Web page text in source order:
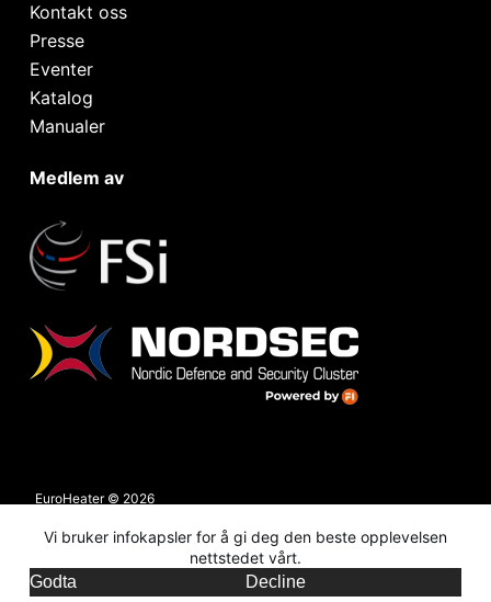
Vi bruker infokapsler for å gi deg den beste opplevelsen
nettstedet vårt.
Godta
Decline
Kontakt oss
Presse
Eventer
Katalog
Manualer
Medlem av
EuroHeater © 2026